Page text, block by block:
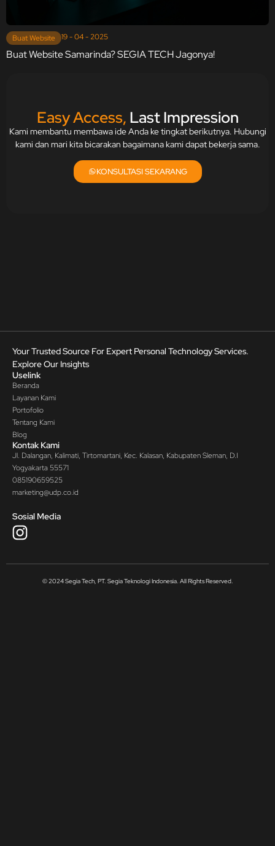
Buat Website 19 - 04 - 2025
Buat Website Samarinda? SEGIA TECH Jagonya!
Easy Access, Last Impression
Kami membantu membawa ide Anda ke tingkat berikutnya. Hubungi
kami dan mari kita bicarakan bagaimana kami dapat bekerja sama.
KONSULTASI SEKARANG
Your Trusted Source For Expert Personal Technology Services.
Explore Our Insights
Uselink
Beranda
Layanan Kami
Portofolio
Tentang Kami
Blog
Kontak Kami
Jl. Dalangan, Kalimati, Tirtomartani, Kec. Kalasan, Kabupaten Sleman, D.I
Yogyakarta 55571
085190659525
marketing@udp.co.id
Sosial Media
© 2024 Segia Tech, PT. Segia Teknologi Indonesia. All Rights Reserved.